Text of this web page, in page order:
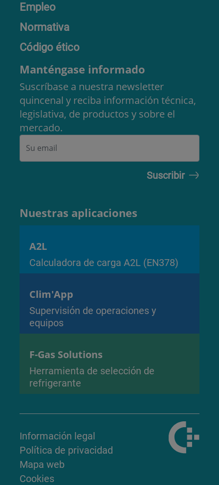
Empleo
Normativa
Código ético
Manténgase informado
Suscríbase a nuestra newsletter
quincenal y reciba información técnica,
legislativa, de productos y sobre el
mercado.
Nuestras aplicaciones
A2L
Calculadora de carga A2L (EN378)
Clim'App
Supervisión de operaciones y
equipos
F-Gas Solutions
Herramienta de selección de
refrigerante
Información legal
Política de privacidad
Mapa web
Cookies